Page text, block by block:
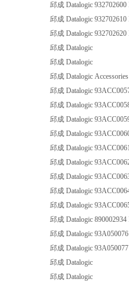
邱成 Datalogic
邱成 Datalogic
邱成 Datalogic
邱成 Datalogic
邱成 Datalogic
邱成 Datalogic
邱成 Datalogic
邱成 Datalogic
邱成 Datalogic
邱成 Datalogic
邱成 Datalogic
邱成 Datalogic
邱成 Datalogic
邱成 Datalogic
邱成 Datalogic
邱成 Datalogic
邱成 Datalogic
邱成 Datalogic
邱成 Datalogic
邱成 Datalogic